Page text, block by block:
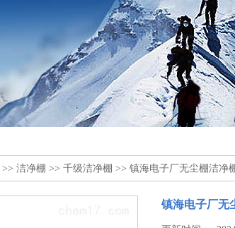
>> 洁净棚 >> 千级洁净棚 >> 镇海电子厂无尘棚洁净
镇海电子厂无